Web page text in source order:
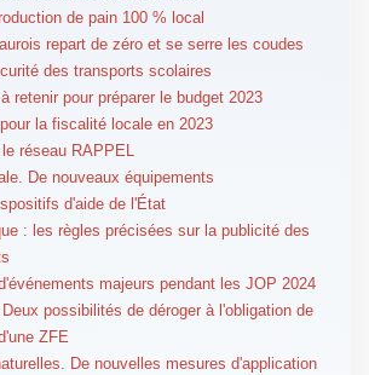
de pain 100 % local
repart de zéro et se serre les coudes
des transports scolaires
retenir pour préparer le budget 2023
la fiscalité locale en 2023
réseau RAPPEL
De nouveaux équipements
d'aide de l'État
: les règles précisées sur la publicité des
majeurs pendant les JOP 2024
possibilités de déroger à l'obligation de
ZFE
De nouvelles mesures d'application